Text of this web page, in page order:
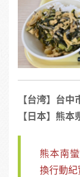
【台湾】台
【日本】熊
熊本南
換行動